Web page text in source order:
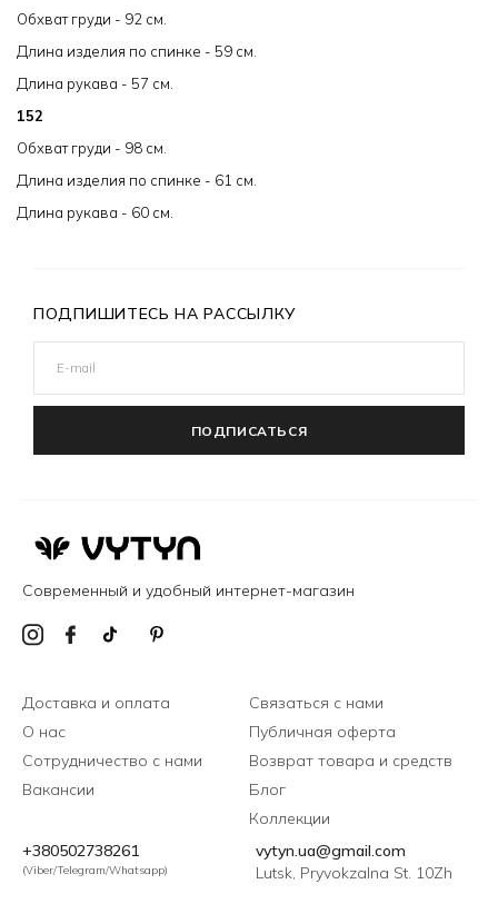
Обхват груди - 92 см.
Длина изделия по спинке - 59 см.
Длина рукава - 57 см.
152
Обхват груди - 98 см.
Длина изделия по спинке - 61 см.
Длина рукава - 60 см.
ПОДПИШИТЕСЬ НА РАССЫЛКУ
ПОДПИСАТЬСЯ
Современный и удобный интернет-магазин
Доставка и оплата
О нас
Сотрудничество с нами
Вакансии
Связаться с нами
Публичная оферта
Возврат товара и средств
Блог
Коллекции
+380502738261
(Viber/Telegram/Whatsapp)
vytyn.ua@gmail.com
Lutsk, Pryvokzalna St. 10Zh